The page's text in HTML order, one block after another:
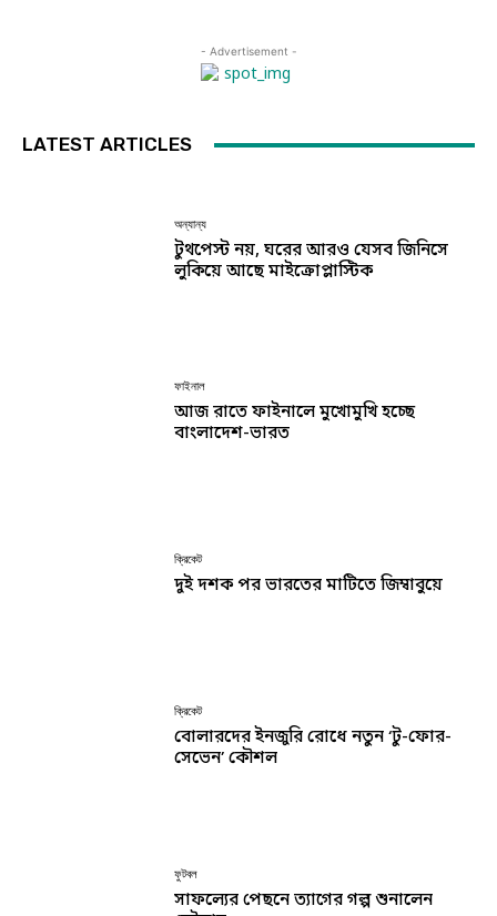
- Advertisement -
LATEST ARTICLES
অন্যান্য
টুথপেস্ট নয়, ঘরের আরও যেসব জিনিসে
লুকিয়ে আছে মাইক্রোপ্লাস্টিক
ফাইনাল
আজ রাতে ফাইনালে মুখোমুখি হচ্ছে
বাংলাদেশ-ভারত
ক্রিকেট
দুই দশক পর ভারতের মাটিতে জিম্বাবুয়ে
ক্রিকেট
বোলারদের ইনজুরি রোধে নতুন ‘টু-ফোর-
সেভেন’ কৌশল
ফুটবল
সাফল্যের পেছনে ত্যাগের গল্প শুনালেন